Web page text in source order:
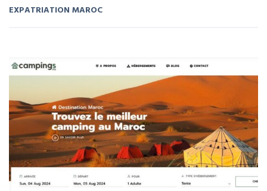
EXPATRIATION MAROC